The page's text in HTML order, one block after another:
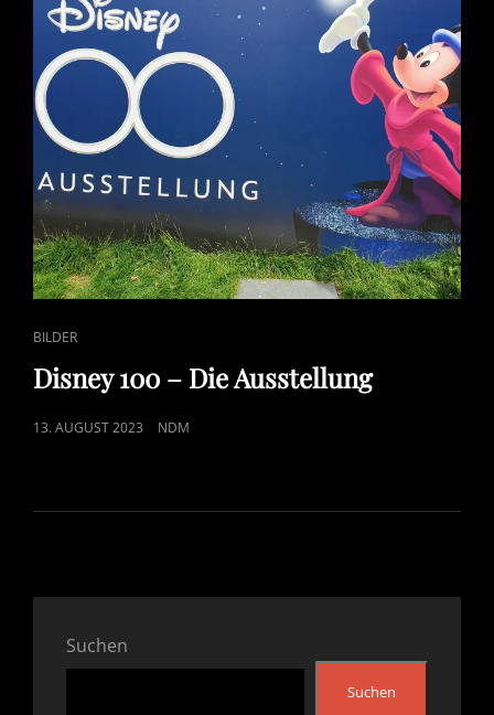
CAT
LINKS
BILDER
Disney 100 – Die Ausstellung
POSTED
13. AUGUST 2023 NDM
Suchen
Suchen